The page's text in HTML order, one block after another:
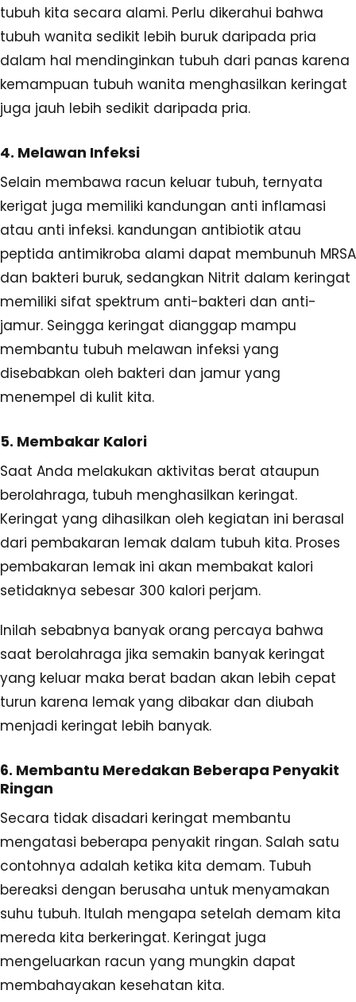
tubuh kita secara alami. Perlu dikerahui bahwa
tubuh wanita sedikit lebih buruk daripada pria
dalam hal mendinginkan tubuh dari panas karena
kemampuan tubuh wanita menghasilkan keringat
juga jauh lebih sedikit daripada pria.
4. Melawan Infeksi
Selain membawa racun keluar tubuh, ternyata
kerigat juga memiliki kandungan anti inflamasi
atau anti infeksi. kandungan antibiotik atau
peptida antimikroba alami dapat membunuh MRSA
dan bakteri buruk, sedangkan Nitrit dalam keringat
memiliki sifat spektrum anti-bakteri dan anti-
jamur. Seingga keringat dianggap mampu
membantu tubuh melawan infeksi yang
disebabkan oleh bakteri dan jamur yang
menempel di kulit kita.
5. Membakar Kalori
Saat Anda melakukan aktivitas berat ataupun
berolahraga, tubuh menghasilkan keringat.
Keringat yang dihasilkan oleh kegiatan ini berasal
dari pembakaran lemak dalam tubuh kita. Proses
pembakaran lemak ini akan membakat kalori
setidaknya sebesar 300 kalori perjam.
Inilah sebabnya banyak orang percaya bahwa
saat berolahraga jika semakin banyak keringat
yang keluar maka berat badan akan lebih cepat
turun karena lemak yang dibakar dan diubah
menjadi keringat lebih banyak.
6. Membantu Meredakan Beberapa Penyakit
Ringan
Secara tidak disadari keringat membantu
mengatasi beberapa penyakit ringan. Salah satu
contohnya adalah ketika kita demam. Tubuh
bereaksi dengan berusaha untuk menyamakan
suhu tubuh. Itulah mengapa setelah demam kita
mereda kita berkeringat. Keringat juga
mengeluarkan racun yang mungkin dapat
membahayakan kesehatan kita.